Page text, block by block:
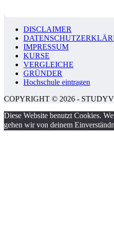
DISCLAIMER
IMPRESSUM
KURSE
VERGLEICHE
GRÜNDER
Hochschule eintragen
COPYRIGHT © 2026 -
Diese Website benutzt Cookies.
gehen wir von deinem